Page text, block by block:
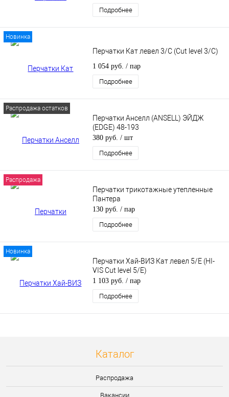
Подробнее
Новинка
Перчатки Кат левел 3/С (Cut level 3/С)
1 054 руб. / пар
Подробнее
Распродажа остатков
Перчатки Анселл (ANSELL) ЭЙДЖ
(EDGE) 48-193
380 руб. / шт
Подробнее
Распродажа
Перчатки трикотажные утепленные
Пантера
130 руб. / пар
Подробнее
Новинка
Перчатки Хай-ВИЗ Кат левел 5/Е (HI-
VIS Cut level 5/E)
1 103 руб. / пар
Подробнее
Каталог
Распродажа
Вакансии